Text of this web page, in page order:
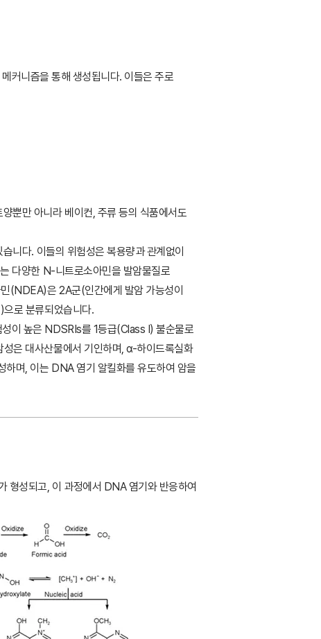
메커니즘을 통해 생성됩니다. 이들은 주로
뿐만 아니라 베이컨, 주류 등의 식품에서도
니다. 이들의 위험성은 복용량과 관계없이
다양한 N-니트로소아민을 발암물질로
(NDEA)은 2A군(인간에게 발암 가능성이
로 분류되었습니다.
이 높은 NDSRIs를 1등급(Class I) 불순물로
은 대사산물에서 기인하며, α-하이드록실화
하며, 이는 DNA 염기 알킬화를 유도하여 암을
형성되고, 이 과정에서 DNA염기와 반응하여